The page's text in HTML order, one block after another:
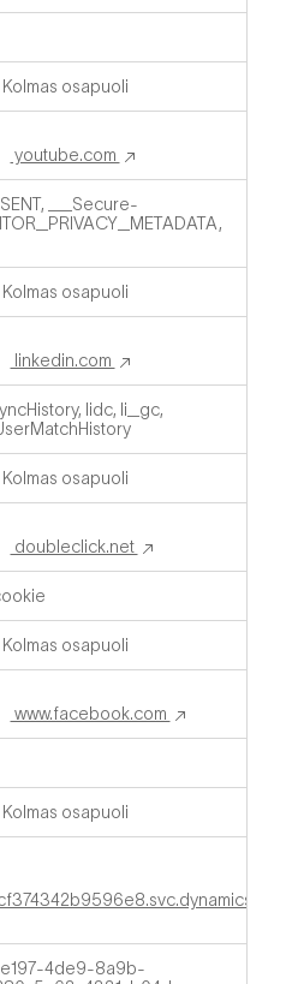
Kolmas osapuoli
youtube.com
__Secure-
Kolmas osapuoli
linkedin.com
lidc, li_gc,
Kolmas osapuoli
doubleclick.net
Kolmas osapuoli
www.facebook.com
Kolmas osapuoli
4de9-8a9b-